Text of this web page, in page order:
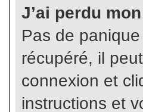
J’ai perdu
Pas de
récupéré, il
connexion et
instructions et